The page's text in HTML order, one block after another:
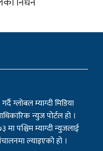
ग्लोबल म्याग्दी मिडिया
न्युज पोर्टल हो ।
पश्चिम म्याग्दी न्युजलाई
ल्याइएको हो ।